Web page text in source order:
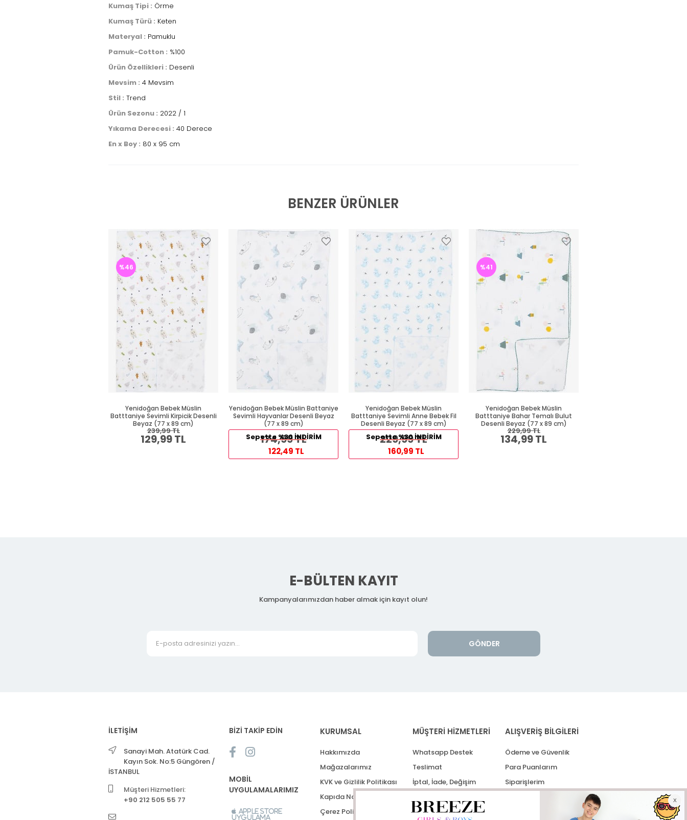
Kumaş Tipi : Örme
Kumaş Türü : Keten
Materyal : Pamuklu
Pamuk-Cotton : %100
Ürün Özellikleri : Desenli
Mevsim : 4 Mevsim
Stil : Trend
Ürün Sezonu : 2022 / 1
Yıkama Derecesi : 40 Derece
En x Boy : 80 x 95 cm
BENZER ÜRÜNLER
Yenidoğan Bebek Müslin
Batttaniye Sevimli Kirpicik Desenli
Beyaz (77 x 89 cm)
129,99 TL
239,99 TL
%46
Yenidoğan Bebek Müslin Battaniye
Sevimli Hayvanlar Desenli Beyaz
(77 x 89 cm)
174,99 TL
Sepette %30 İNDİRİM
122,49 TL
Yenidoğan Bebek Müslin
Batttaniye Sevimli Anne Bebek Fil
Desenli Beyaz (77 x 89 cm)
229,99 TL
Sepette %30 İNDİRİM
160,99 TL
Yenidoğan Bebek Müslin
Batttaniye Bahar Temalı Bulut
Desenli Beyaz (77 x 89 cm)
134,99 TL
229,99 TL
%41
E-BÜLTEN KAYIT
Kampanyalarımızdan haber almak için kayıt olun!
GÖNDER
İLETİŞİM
Sanayi Mah. Atatürk Cad.
Kayın Sok. No:5 Güngören /
İSTANBUL
Müşteri Hizmetleri:
+90 212 505 55 77
BİZİ TAKİP EDİN
MOBİL
UYGULAMALARIMIZ
Apple Store
Uygulama
KURUMSAL
Hakkımızda
Mağazalarımız
KVK ve Gizlilik Politikası
Kapıda Nakit Ödeme
Çerez Politikası
MÜŞTERİ HİZMETLERİ
Whatsapp Destek
Teslimat
İptal, İade, Değişim
ALIŞVERİŞ BİLGİLERİ
Ödeme ve Güvenlik
Para Puanlarım
Siparişlerim